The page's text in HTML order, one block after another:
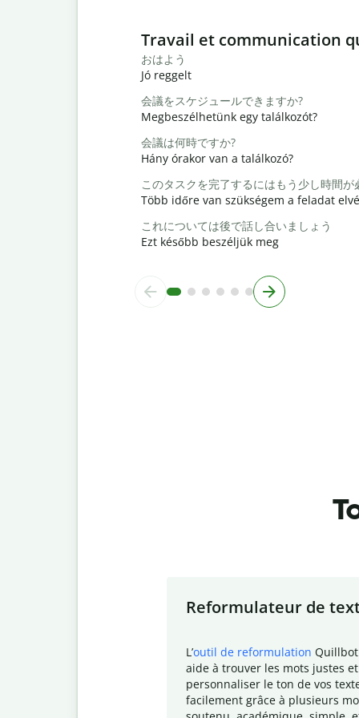
Slide 1 of 6
Travail et communication
おはよう
Jó reggelt
会議をスケジュールできますか?
Megbeszélhetünk egy találkozót?
会議は何時ですか?
Hány órakor van a találkozó?
このタスクを完了するにはもう少し時間が
Több időre van szükségem a feladat
これについては後で話し合いましょう
Ezt később beszéljük meg
Reformulateur de
L ’outil de reformulation
aide à trouver les mots justes
personnaliser le ton de vos
facilement grâce à plusieurs